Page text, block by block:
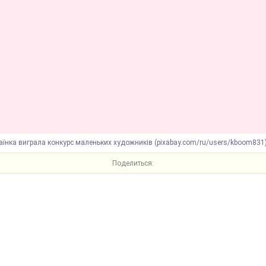
виграла конкурс маленьких художників (pixabay.com/ru/users/
Поделиться: